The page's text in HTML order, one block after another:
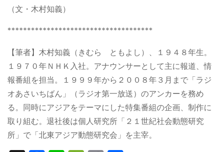
（文・木村知義）
*************************************
【筆者】木村知義（きむら ともよし）、１９４８年生。
１９７０年ＮＨＫ入社。アナウンサーとして主に報道、情
報番組を担当。１９９９年から２００８年３月まで「ラジ
オあさいちばん」（ラジオ第一放送）のアンカーを務め
る。同時にアジアをテーマにした特集番組の企画、制作に
取り組む。退社後は個人研究所「２１世紀社会動態研究
所」で「北東アジア動態研究会」を主宰。